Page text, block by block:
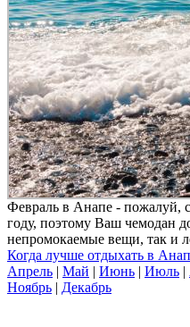
Февраль в Анапе - пожалуй,
году, поэтому Ваш чемодан
непромокаемые вещи, так и
Когда лучше отдыхать в
Апрель | Май | Июнь | Июль |
Ноябрь | Декабрь